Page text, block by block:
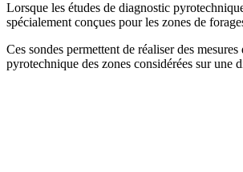
Lorsque les études de diagnostic
spécialement conçues pour les zones de
Ces sondes permettent de réaliser des
pyrotechnique des zones considérées sur une